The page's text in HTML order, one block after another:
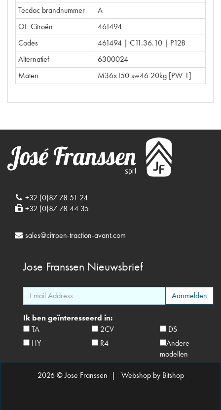
Tecdoc brandnummer
A
OE Citroën
461494
Codes
461494 | C11.36.10 | P128
Alternatief
6300024
Maten
M36x150 sw46 20kg [PW 1]
+32 (0)87 78 51 24
+32 (0)87 78 44 35
sales@citroen-traction-avant.com
Jose Franssen Nieuwsbrief
Ik ben geïnteresseerd in:
TA
2CV
DS
HY
R4
Andere
modellen
2026 © Jose Franssen | Webshop by Bitshop